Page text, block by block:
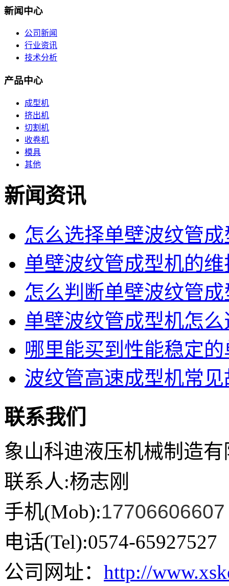
新闻中心
公司新闻
行业资讯
技术分析
产品中心
成型机
挤出机
切割机
收卷机
模具
其他
新闻资讯
怎么选择单壁波纹管
单壁波纹管成型机的
怎么判断单壁波纹管
单壁波纹管成型机怎
哪里能买到性能稳定
波纹管高速成型机常见
联系我们
象山科迪液压机械制造有
联系人:杨志刚
手机(Mob):17706606607
电话(Tel):0574-65927527
公司网址： http://